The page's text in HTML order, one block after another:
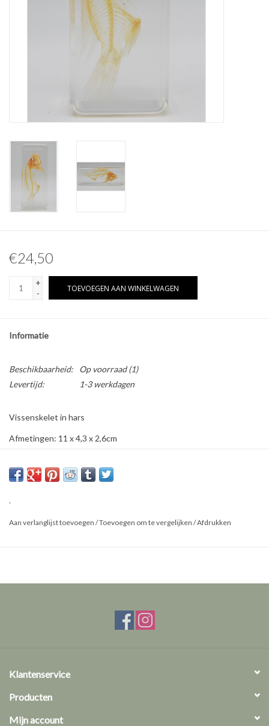
Schedels & skeletten
Hout decoratie
Hoorns & Geweien
Overige naturalia
Pokémon
€24,50
+
-
TOEVOEGEN AAN WINKELWAGEN
Informatie
Beschikbaarheid: Op voorraad(1)
Levertijd:
1-3 werkdagen
Vissenskelet in hars
Afmetingen: 11 x 4,3 x 2,6cm
.
Aan verlanglijst toevoegen /Toevoegen om te vergelijken /Afdrukken
Klantenservice
Producten
Mijn account